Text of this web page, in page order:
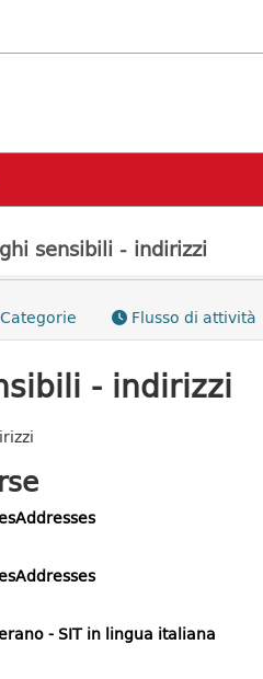
sensibili - indirizzi
Flusso di attività
- indirizzi
- SIT in lingua italiana